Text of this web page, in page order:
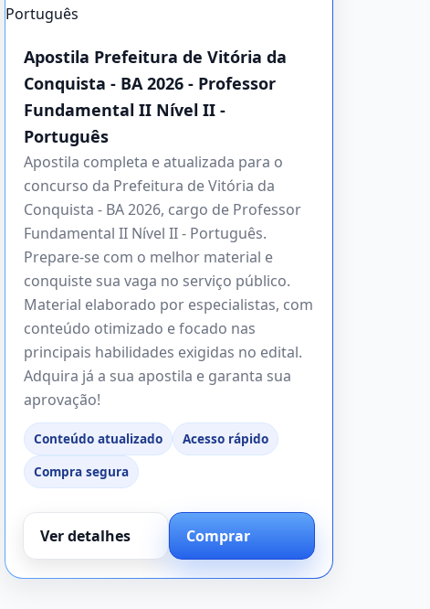
Apostila Prefeitura de Vitória da
Conquista - BA 2026 - Professor
Fundamental II Nível II -
Português
Apostila completa e atualizada para o
concurso da Prefeitura de Vitória da
Conquista - BA 2026, cargo de Professor
Fundamental II Nível II - Português.
Prepare-se com o melhor material e
conquiste sua vaga no serviço público.
Material elaborado por especialistas, com
conteúdo otimizado e focado nas
principais habilidades exigidas no edital.
Adquira já a sua apostila e garanta sua
aprovação!
Conteúdo atualizado
Acesso rápido
Compra segura
Ver detalhes Comprar